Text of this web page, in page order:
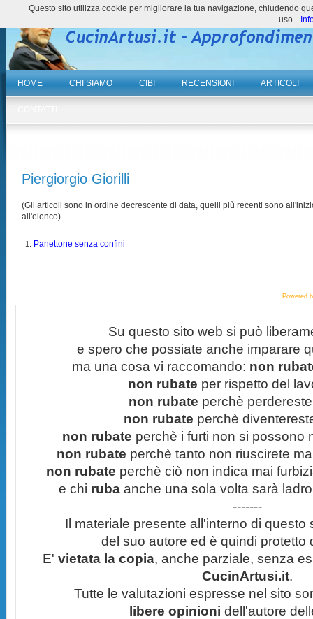
HOME CHI SIAMO CIBI RECENSIONI ARTICOLI
Piergiorgio Giorilli
(Gli articoli sono in ordine decrescente di data, quelli più recenti sono
all'elenco)
1. Panettone senza confini
Powered
Su questo sito web si può
e spero che possiate anche imparare
ma una cosa vi raccomando: non
non rubate per rispetto del
non rubate perchè
non rubate perchè
non rubate perchè i furti non si possono
non rubate perchè tanto non riuscirete
non rubate perchè ciò non indica mai
e chi ruba anche una sola volta sarà
-------
Il materiale presente all'interno di questo
del suo autore ed è quindi protetto
E' vietata la copia, anche parziale, senza
CucinArtusi.it.
Tutte le valutazioni espresse nel sito
libere opinioni dell'autore
Questo sito utilizza cookie per migliorare la tua navigazione, chiudendo
uso.